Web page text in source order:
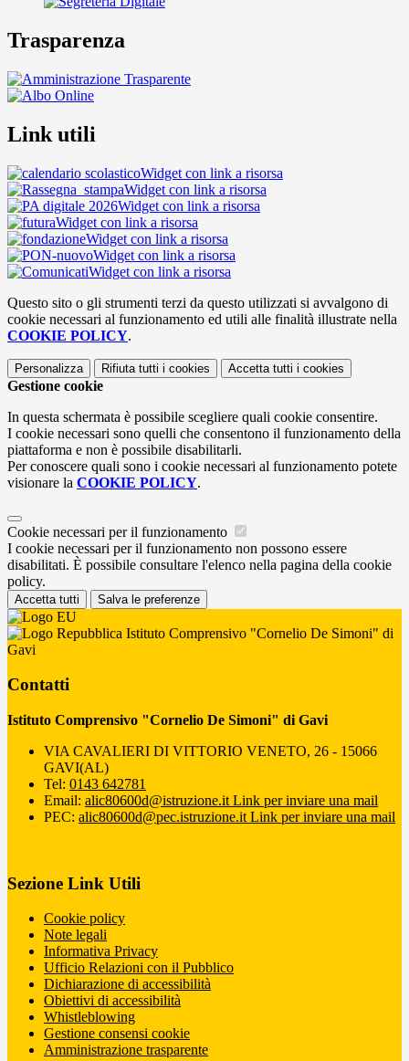
Trasparenza
Link utili
Widget con link a risorsa
Widget con link a risorsa
Widget con link a risorsa
Widget con link a risorsa
Widget con link a risorsa
Widget con link a risorsa
Widget con link a risorsa
Questo sito o gli strumenti terzi da questo utilizzati si avvalgono di
cookie necessari al funzionamento ed utili alle finalità illustrate nella
COOKIE POLICY.
Personalizza Rifiuta tutti i cookies Accetta tutti i cookies
Gestione cookie
In questa schermata è possibile scegliere quali cookie consentire.
I cookie necessari sono quelli che consentono il funzionamento della
piattaforma e non è possibile disabilitarli.
Per conoscere quali sono i cookie necessari al funzionamento potete
visionare la COOKIE POLICY.
Cookie necessari per il funzionamento
I cookie necessari per il funzionamento non possono essere
disabilitati. È possibile consultare l'elenco nella pagina della cookie
policy.
Accetta tutti Salva le preferenze
Istituto Comprensivo "Cornelio De Simoni" di
Gavi
Contatti
Istituto Comprensivo "Cornelio De Simoni" di Gavi
VIA CAVALIERI DI VITTORIO VENETO, 26 - 15066
GAVI(AL)
Tel: 0143 642781
Email: alic80600d@istruzione.it Link per inviare una mail
PEC: alic80600d@pec.istruzione.it Link per inviare una mail
Sezione Link Utili
Cookie policy
Note legali
Informativa Privacy
Ufficio Relazioni con il Pubblico
Dichiarazione di accessibilità
Obiettivi di accessibilità
Whistleblowing
Gestione consensi cookie
Amministrazione trasparente